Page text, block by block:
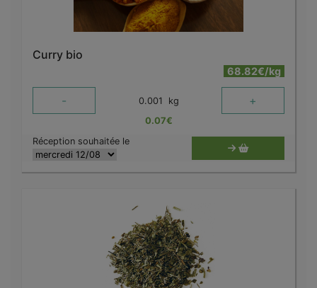
Curry bio
68.82€/kg
- 0.001 kg +
0.07€
Réception souhaitée le